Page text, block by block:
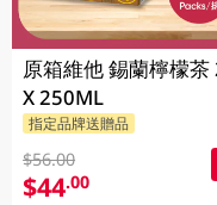
原箱維他 錫蘭檸檬茶 24
X 250ML
指定品牌送贈品
$56.00
$44.00